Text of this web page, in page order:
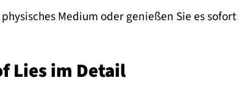
Medium oder genießen Sie es
Lies im Detail